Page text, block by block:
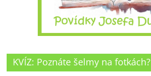
KVÍZ: Poznáte šelmy na fotkách?